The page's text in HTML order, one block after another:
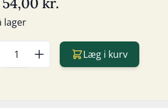
lager
Læg i kurv